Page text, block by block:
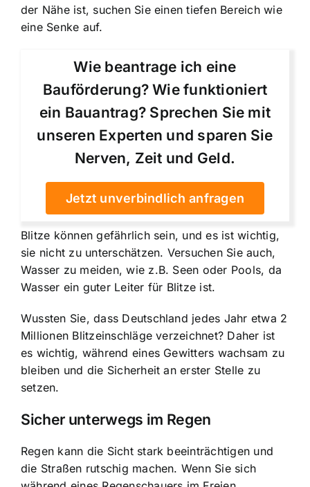
der Nähe ist, suchen Sie einen tiefen Bereich wie
eine Senke auf.
Wie beantrage ich eine
Bauförderung? Wie funktioniert
ein Bauantrag? Sprechen Sie mit
unseren Experten und sparen Sie
Nerven, Zeit und Geld.
Jetzt unverbindlich anfragen
Blitze können gefährlich sein, und es ist wichtig,
sie nicht zu unterschätzen. Versuchen Sie auch,
Wasser zu meiden, wie z.B. Seen oder Pools, da
Wasser ein guter Leiter für Blitze ist.
Wussten Sie, dass Deutschland jedes Jahr etwa 2
Millionen Blitzeinschläge verzeichnet? Daher ist
es wichtig, während eines Gewitters wachsam zu
bleiben und die Sicherheit an erster Stelle zu
setzen.
Sicher unterwegs im Regen
Regen kann die Sicht stark beeinträchtigen und
die Straßen rutschig machen. Wenn Sie sich